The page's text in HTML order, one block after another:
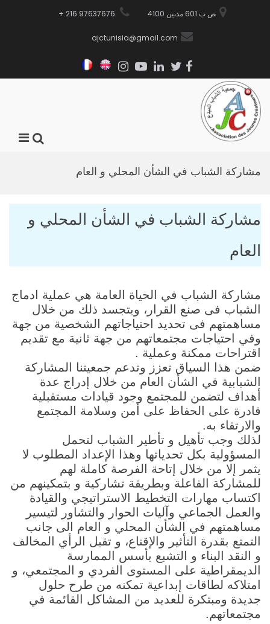
ص ب 601 مدنين 4100 97637676 216 +
ajctunisia@gmail.com
Facebook
Twitter
Linkedin
Youtube
Instagram
English
Français
الشبابShow
Primary
for
Mobile
مشاركة الشباب في الشأن المحلي و العام
مشاركة الشباب في الشأن المحلي و
العام
مشاركة الشباب في الحياة العامة هي عملية ادماج
الشباب فى صنع القرار، ويتجسد ذلك من خلال
مساهمتهم فى تحديد احتياجاتهم الشخصية من جهة
وفي احتياجات مجتمعاتهم من جهة ثانية مع تقديم
اقتراحات ممكنة وعملية .
ضمن هذا السياق تعزز وتدعم جمعيتنا المشاركة
الشبابية في الشأن العام من خلال إدراج عدة
أهداف لتضمن للمجتمع وجود قيادات مستقبلية
قادرة على الحفاظ على أمن وسلامة المجتمع
والارتقاء به.
لذلك وجب تأهيل و تأطير الشباب لتحمل
المسؤولية بكل تحدياتها وهذا الإعداد المطلوب لا
يثمر إلا من خلال إتاحة الفرصة كاملة لهم
للمشاركة الفاعلة وبطريقة تشاركية و بتمكينهم من
اكتساب مهارات التخطيط الاستراتيجي والقيادة
والعمل الجماعي وآليات الحوار والتشاور لتيسير
مساهمتهم في الشأن المحلي و العام الى جانب
التمتع بقدرة التأثير والإقناع، و تقبل الرأي المخالف
و النقد البناء و التشبع بأسس الممارسة
الديمقراطية على المستوى الفردي و المجتمعي، و
امتلاكه لطاقات إبداعية تمكنه من طرح حلول
جديدة ومبتكرة للعديد من المشاكل القائمة في
مجتمعاتهم.